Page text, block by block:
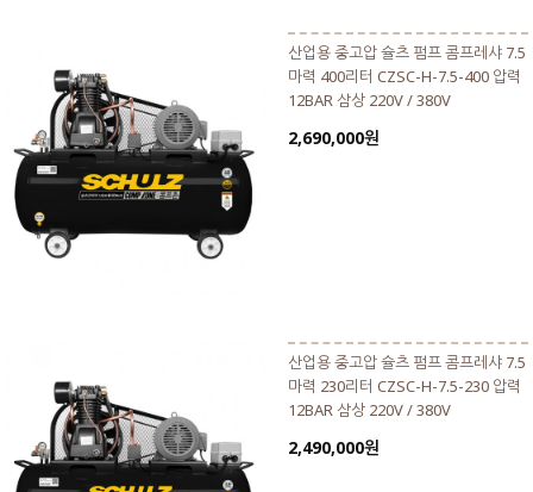
산업용 중고압 슐츠 펌프 콤프레샤 7.5
마력 400리터 CZSC-H-7.5-400 압력
12BAR 삼상 220V / 380V
2,690,000원
산업용 중고압 슐츠 펌프 콤프레샤 7.5
마력 230리터 CZSC-H-7.5-230 압력
12BAR 삼상 220V / 380V
2,490,000원